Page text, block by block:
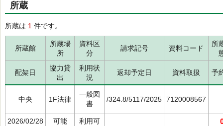
所蔵
所蔵は 1 件です。
所蔵館
所蔵場
所
資料区
分
請求記号 資料コード
所
配架日
協力貸
出
利用状
況
返却予定日 資料取扱 予
中央 1F法律
一般図
書
/324.8/5117/2025 7120008567
2026/02/28 可能 利用可